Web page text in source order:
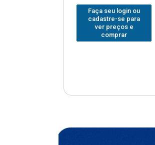
Faça seu login ou
cadastre-se para
ver preços e
comprar